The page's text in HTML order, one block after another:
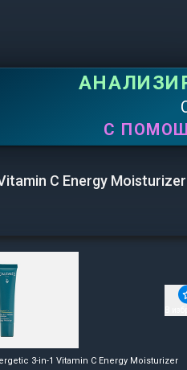
С
C Energy
3-in-1 Vitamin C Energy Moisturizer